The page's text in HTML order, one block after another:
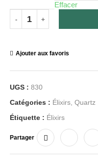
Effacer
Ajouter aux favoris
UGS : 830
Catégories : Élixirs Quartz
Étiquette : Élixirs
Partager